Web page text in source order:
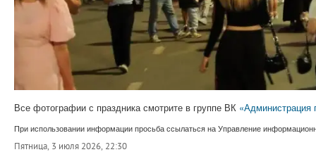
Все фотографии с праздника смотрите в группе ВК
При использовании информации просьба ссылаться на Управление
Пятница, 3 июля 2026, 22:30